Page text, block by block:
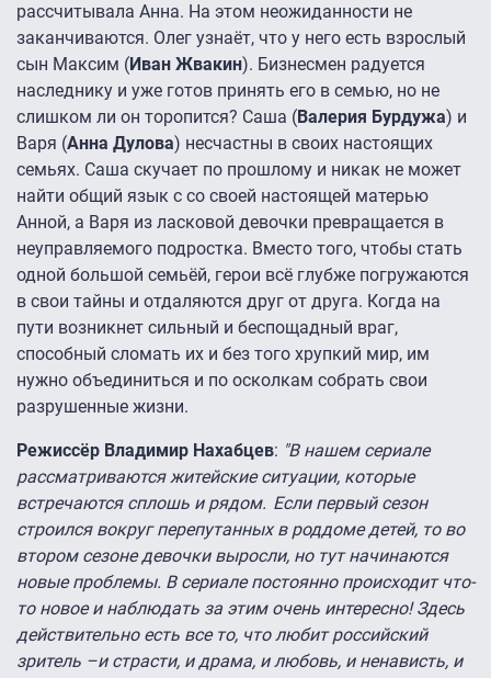
рассчитывала Анна. На этом неожиданности не
заканчиваются. Олег узнаёт, что у него есть взрослый
сын Максим (Иван Жвакин). Бизнесмен радуется
наследнику и уже готов принять его в семью, но не
слишком ли он торопится? Саша (Валерия Бурдужа) и
Варя (Анна Дулова) несчастны в своих настоящих
семьях. Саша скучает по прошлому и никак не может
найти общий язык с со своей настоящей матерью
Анной, а Варя из ласковой девочки превращается в
неуправляемого подростка. Вместо того, чтобы стать
одной большой семьёй, герои всё глубже погружаются
в свои тайны и отдаляются друг от друга. Когда на
пути возникнет сильный и беспощадный враг,
способный сломать их и без того хрупкий мир, им
нужно объединиться и по осколкам собрать свои
разрушенные жизни.
Режиссёр Владимир Нахабцев: "В нашем сериале
рассматриваются житейские ситуации, которые
встречаются сплошь и рядом. Если первый сезон
строился вокруг перепутанных в роддоме детей, то во
втором сезоне девочки выросли, но тут начинаются
новые проблемы. В сериале постоянно происходит что-
то новое и наблюдать за этим очень интересно! Здесь
действительно есть все то, что любит российский
зритель –и страсти, и драма, и любовь, и ненависть, и